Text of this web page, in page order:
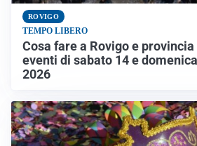
ROVIGO
TEMPO LIBERO
Cosa fare a Rovigo e
eventi di sabato 14 e
2026